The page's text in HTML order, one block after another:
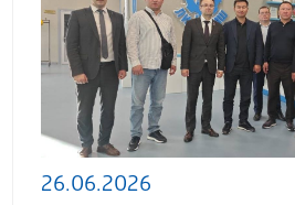
26.06.2026